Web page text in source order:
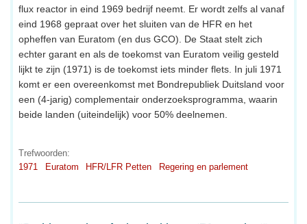
flux reactor in eind 1969 bedrijf neemt. Er wordt zelfs al vanaf
eind 1968 gepraat over het sluiten van de HFR en het
opheffen van Euratom (en dus GCO). De Staat stelt zich
echter garant en als de toekomst van Euratom veilig gesteld
lijkt te zijn (1971) is de toekomst iets minder flets. In juli 1971
komt er een overeenkomst met Bondrepubliek Duitsland voor
een (4-jarig) complementair onderzoeksprogramma, waarin
beide landen (uiteindelijk) voor 50% deelnemen.
Trefwoorden:
1971
Euratom HFR/LFR Petten Regering en parlement